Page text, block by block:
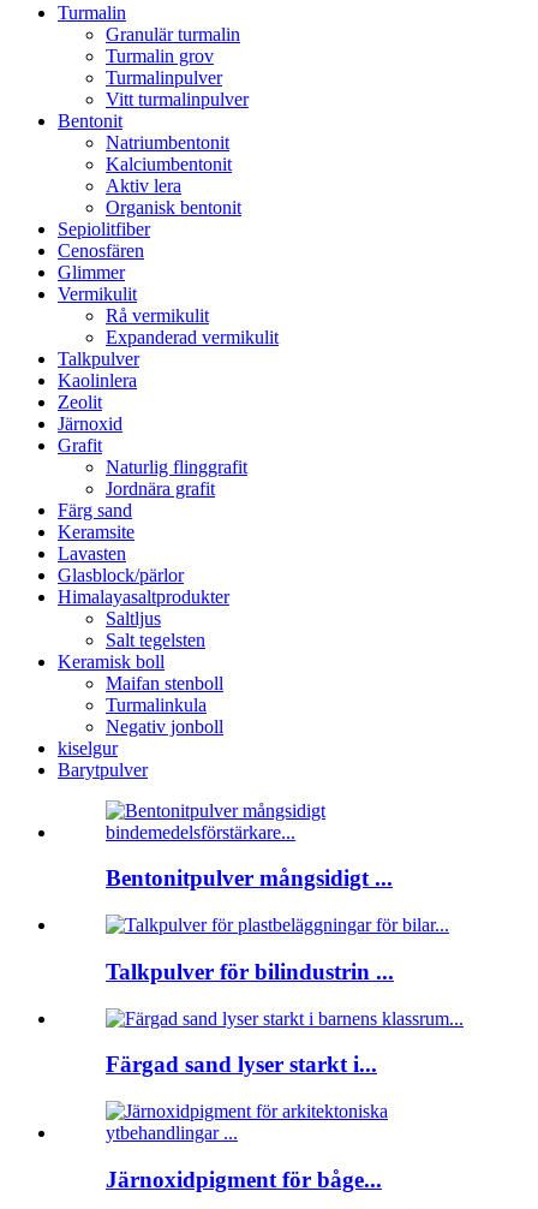
Turmalin
Granulär turmalin
Turmalin grov
Turmalinpulver
Vitt turmalinpulver
Bentonit
Natriumbentonit
Kalciumbentonit
Aktiv lera
Organisk bentonit
Sepiolitfiber
Cenosfären
Glimmer
Vermikulit
Rå vermikulit
Expanderad vermikulit
Talkpulver
Kaolinlera
Zeolit
Järnoxid
Grafit
Naturlig flinggrafit
Jordnära grafit
Färg sand
Keramsite
Lavasten
Glasblock/pärlor
Himalayasaltprodukter
Saltljus
Salt tegelsten
Keramisk boll
Maifan stenboll
Turmalinkula
Negativ jonboll
kiselgur
Barytpulver
Bentonitpulver mångsidigt ...
Talkpulver för bilindustrin ...
Färgad sand lyser starkt i...
Järnoxidpigment för båge...